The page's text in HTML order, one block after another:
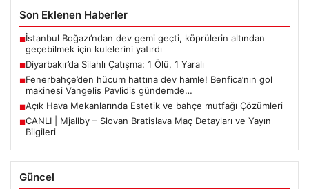
Son Eklenen Haberler
■İstanbul Boğazı’ndan dev gemi geçti, köprülerin altından
geçebilmek için kulelerini yatırdı
■Diyarbakır’da Silahlı Çatışma: 1 Ölü, 1 Yaralı
■Fenerbahçe’den hücum hattına dev hamle! Benfica’nın gol
makinesi Vangelis Pavlidis gündemde…
■Açık Hava Mekanlarında Estetik ve bahçe mutfağı Çözümleri
■CANLI | Mjallby – Slovan Bratislava Maç Detayları ve Yayın
Bilgileri
Güncel